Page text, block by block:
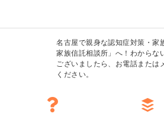
名古屋で親身な認知症対策・家
家族信託相談所」へ！わからな
ございましたら、お電話または
ください。